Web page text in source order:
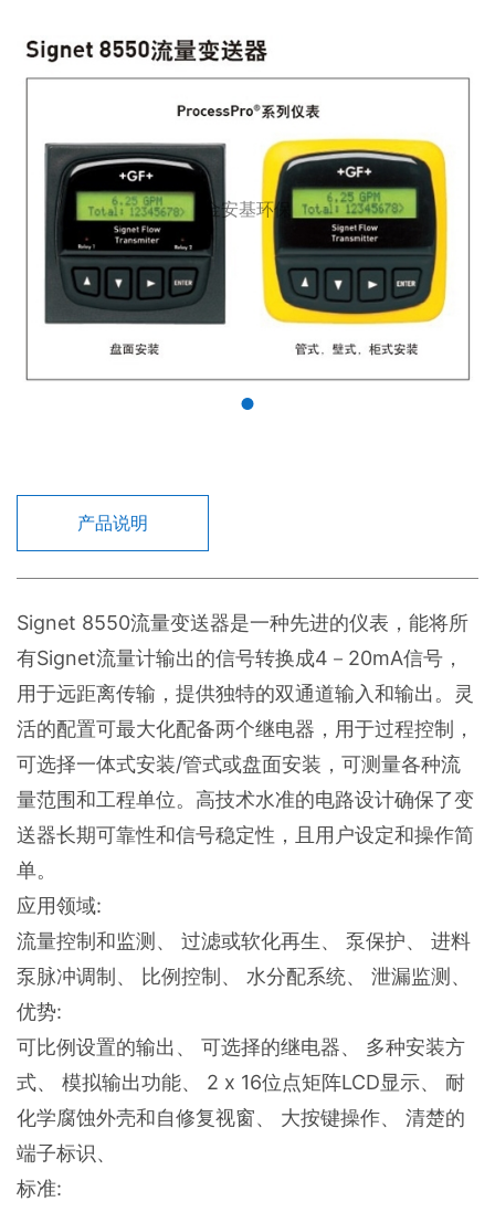
金安基环保
产品说明
Signet 8550流量变送器是一种先进的仪表，能将所
有Signet流量计输出的信号转换成4－20mA信号，
用于远距离传输，提供独特的双通道输入和输出。灵
活的配置可最大化配备两个继电器，用于过程控制，
可选择一体式安装/管式或盘面安装，可测量各种流
量范围和工程单位。高技术水准的电路设计确保了变
送器长期可靠性和信号稳定性，且用户设定和操作简
单。
应用领域:
流量控制和监测、 过滤或软化再生、 泵保护、 进料
泵脉冲调制、 比例控制、 水分配系统、 泄漏监测、
优势:
可比例设置的输出、 可选择的继电器、 多种安装方
式、 模拟输出功能、 2 x 16位点矩阵LCD显示、 耐
化学腐蚀外壳和自修复视窗、 大按键操作、 清楚的
端子标识、
标准: